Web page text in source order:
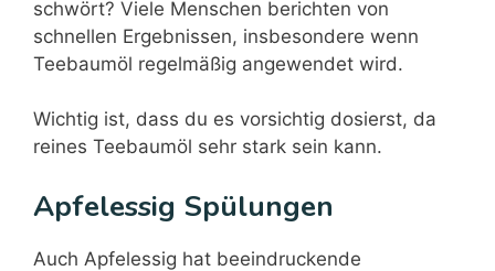
schwört? Viele Menschen berichten von
schnellen Ergebnissen, insbesondere wenn
Teebaumöl regelmäßig angewendet wird.
Wichtig ist, dass du es vorsichtig dosierst, da
reines Teebaumöl sehr stark sein kann.
Apfelessig Spülungen
Auch Apfelessig hat beeindruckende